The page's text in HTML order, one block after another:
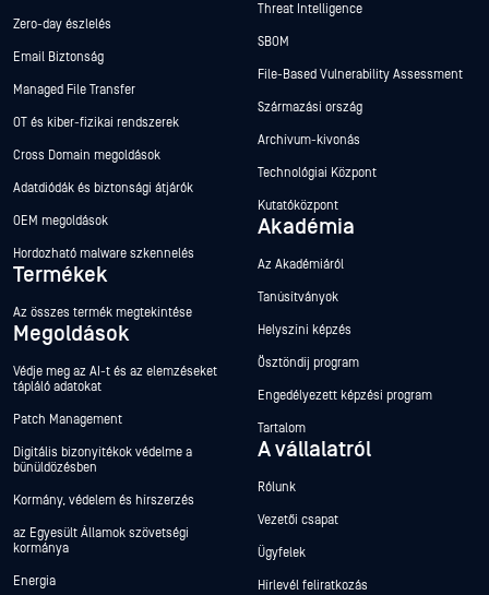
Zero-day észlelés
Email Biztonság
Managed File Transfer
OT és kiber-fizikai rendszerek
Cross Domain megoldások
Adatdiódák és biztonsági átjárók
OEM megoldások
Hordozható malware szkennelés
Termékek
Az összes termék megtekintése
Megoldások
Védje meg az AI-t és az elemzéseket
tápláló adatokat
Patch Management
Digitális bizonyítékok védelme a
bűnüldözésben
Kormány, védelem és hírszerzés
az Egyesült Államok szövetségi
kormánya
Energia
Threat Intelligence
SBOM
File-Based Vulnerability Assessment
Származási ország
Archívum-kivonás
Technológiai Központ
Kutatóközpont
Akadémia
Az Akadémiáról
Tanúsítványok
Helyszíni képzés
Ösztöndíj program
Engedélyezett képzési program
Tartalom
A vállalatról
Rólunk
Vezetői csapat
Ügyfelek
Hírlevél feliratkozás